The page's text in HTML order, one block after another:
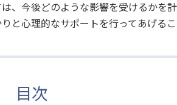
、今後どのような影響を受けるかを
と心理的なサポートを行ってあげるこ
目次